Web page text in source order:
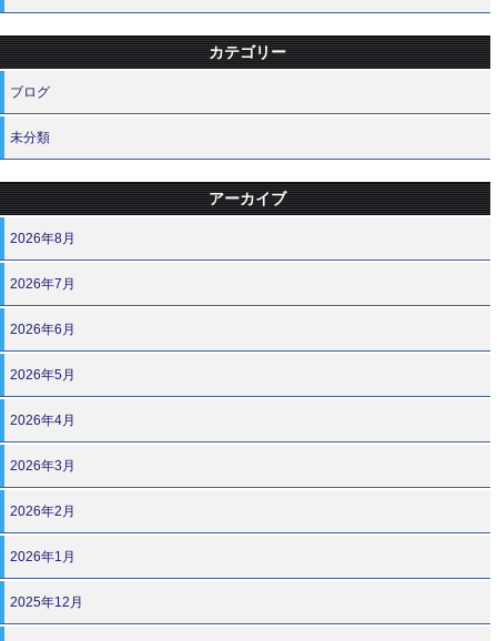
カテゴリー
ブログ
未分類
アーカイブ
2026年8月
2026年7月
2026年6月
2026年5月
2026年4月
2026年3月
2026年2月
2026年1月
2025年12月